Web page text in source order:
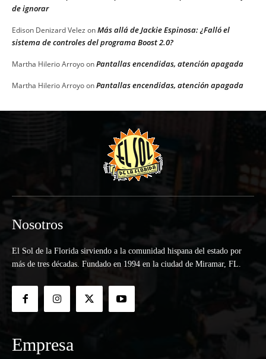
de ignorar
Edison Denizard Velez onMás allá de Jackie Espinosa: ¿Falló el
sistema de controles del programa Boost 2.0?
Martha Hilerio ArroyoonPantallas encendidas, atención apagada
Martha Hilerio ArroyoonPantallas encendidas, atención apagada
Nosotros
El Sol de la Florida sirviendo a la comunidad hispana del estado por
más de tres décadas. Fundado en 1994 en la ciudad de Miramar, FL.
Empresa